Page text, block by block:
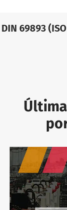
DIN 69893